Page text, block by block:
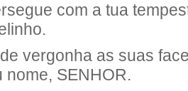
com a tua
vergonha as suas
nome, SENHOR.